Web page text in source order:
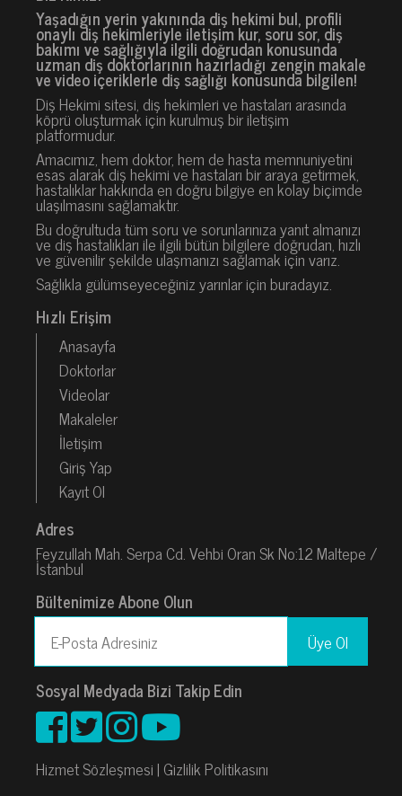
Yaşadığın yerin yakınında diş hekimi bul, profili
onaylı diş hekimleriyle iletişim kur, soru sor, diş
bakımı ve sağlığıyla ilgili doğrudan konusunda
uzman diş doktorlarının hazırladığı zengin makale
ve video içeriklerle diş sağlığı konusunda bilgilen!
Diş Hekimi sitesi, diş hekimleri ve hastaları arasında
köprü oluşturmak için kurulmuş bir iletişim
platformudur.
Amacımız, hem doktor, hem de hasta memnuniyetini
esas alarak diş hekimi ve hastaları bir araya getirmek,
hastalıklar hakkında en doğru bilgiye en kolay biçimde
ulaşılmasını sağlamaktır.
Bu doğrultuda tüm soru ve sorunlarınıza yanıt almanızı
ve diş hastalıkları ile ilgili bütün bilgilere doğrudan, hızlı
ve güvenilir şekilde ulaşmanızı sağlamak için varız.
Sağlıkla gülümseyeceğiniz yarınlar için buradayız.
Hızlı Erişim
Anasayfa
Doktorlar
Videolar
Makaleler
İletişim
Giriş Yap
Kayıt Ol
Adres
Feyzullah Mah. Serpa Cd. Vehbi Oran Sk No:12 Maltepe /
İstanbul
Bültenimize Abone Olun
Sosyal Medyada Bizi Takip Edin
Hizmet Sözleşmesi | Gizlilik Politikasını